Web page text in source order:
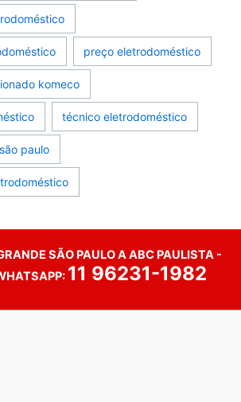
preço eletrodoméstico
komeco
técnico eletrodoméstico
paulo
SÃO PAULO A ABC PAULISTA -
11 96231-1982